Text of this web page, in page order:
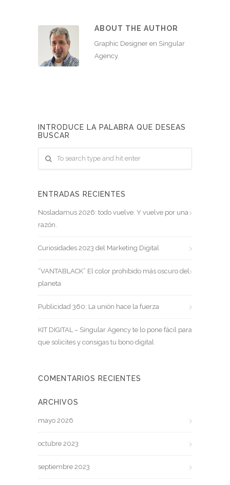
ABOUT THE AUTHOR
Graphic Designer en Singular
Agency.
INTRODUCE LA PALABRA QUE DESEAS
BUSCAR
ENTRADAS RECIENTES
Nosladamus 2026: todo vuelve. Y vuelve por una
razón.
Curiosidades 2023 del Marketing Digital
“VANTABLACK” El color prohibido más oscuro del
planeta
Publicidad 360: La unión hace la fuerza
KIT DIGITAL – Singular Agency te lo pone fácil para
que solicites y consigas tu bono digital
COMENTARIOS RECIENTES
ARCHIVOS
mayo 2026
octubre 2023
septiembre 2023